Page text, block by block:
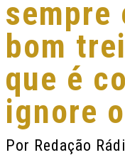
sempre
bom
que é
ignore
Por Redação